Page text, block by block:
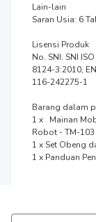
Lain-lain
Saran Usia: 6
Lisensi Produk
No. SNI: SNI
8124-3:2010,
116-242275-1
Barang dalam
1 x   Mainan
Robot - TM-103
1 x Set Obeng
1 x Panduan